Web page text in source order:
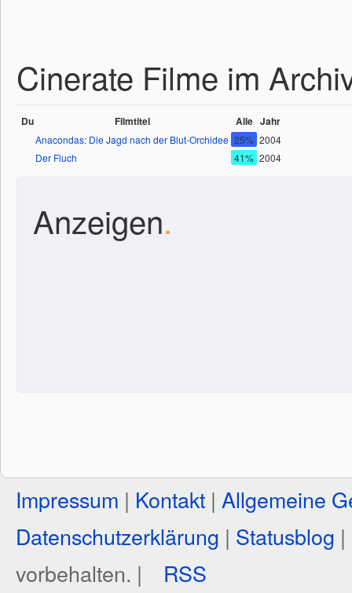
Cinerate Filme im
Du Filmtitel Alle Jahr
Anacondas: Die Jagd nach der Blut-Orchidee 25% 2004
Der Fluch
41% 2004
Anzeigen.
Impressum | Kontakt | Allgemeine
Datenschutzerklärung | Statusblog |
vorbehalten. |
RSS